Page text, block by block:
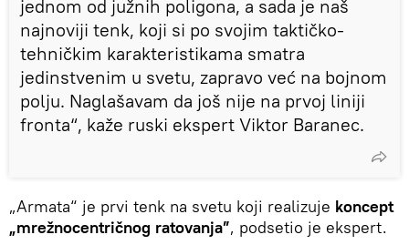
jednom od južnih poligona, a sada je naš
najnoviji tenk, koji si po svojim taktičko-
tehničkim karakteristikama smatra
jedinstvenim u svetu, zapravo već na bojnom
polju. Naglašavam da još nije na prvoj liniji
fronta“, kaže ruski ekspert Viktor Baranec.
„Armata“ je prvi tenk na svetu koji realizuje koncept
„mrežnocentričnog ratovanja”, podsetio je ekspert.